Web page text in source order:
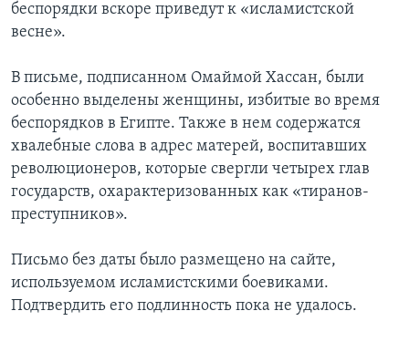
беспорядки вскоре приведут к «исламистской
весне».
В письме, подписанном Омаймой Хассан, были
особенно выделены женщины, избитые во время
беспорядков в Египте. Также в нем содержатся
хвалебные слова в адрес матерей, воспитавших
революционеров, которые свергли четырех глав
государств, охарактеризованных как «тиранов-
преступников».
Письмо без даты было размещено на сайте,
используемом исламистскими боевиками.
Подтвердить его подлинность пока не удалось.